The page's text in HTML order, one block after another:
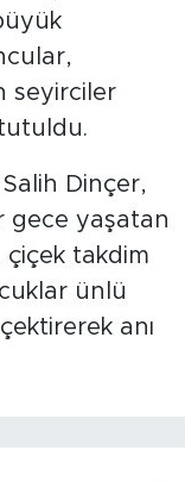
seyirciler
Dinçer,
gece yaşatan
takdim
ünlü
anı